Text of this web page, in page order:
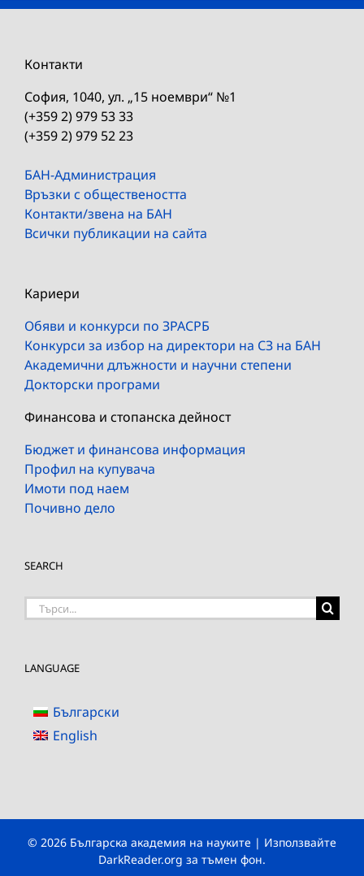
Контакти
София, 1040, ул. „15 ноември“ №1
(+359 2) 979 53 33
(+359 2) 979 52 23
БАН-Администрация
Връзки с обществеността
Контакти/звена на БАН
Всички публикации на сайта
Кариери
Обяви и конкурси по ЗРАСРБ
Конкурси за избор на директори на СЗ на БАН
Академични длъжности и научни степени
Докторски програми
Финансова и стопанска дейност
Бюджет и финансова информация
Профил на купувача
Имоти под наем
Почивно дело
SEARCH
Търсене
LANGUAGE
Български
English
© 2026 Българска академия на науките | Използвайте
DarkReader.org за тъмен фон.